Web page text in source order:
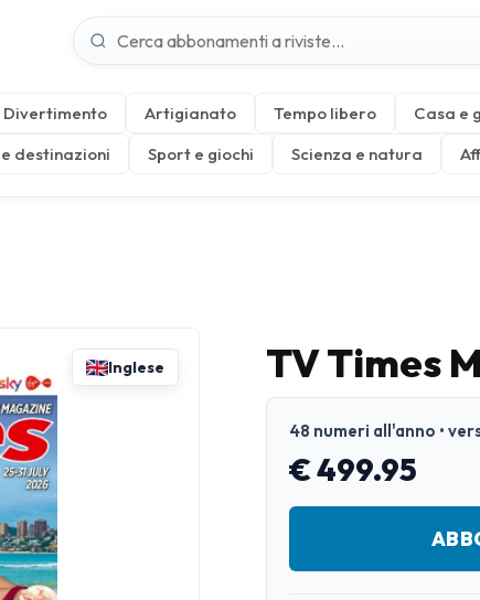
Divertimento Artigianato Tempo libero
Casa e
destinazioni Sport e giochi Scienza e natura
Inglese TV Times
48 numeri all'anno •
€ 499.95